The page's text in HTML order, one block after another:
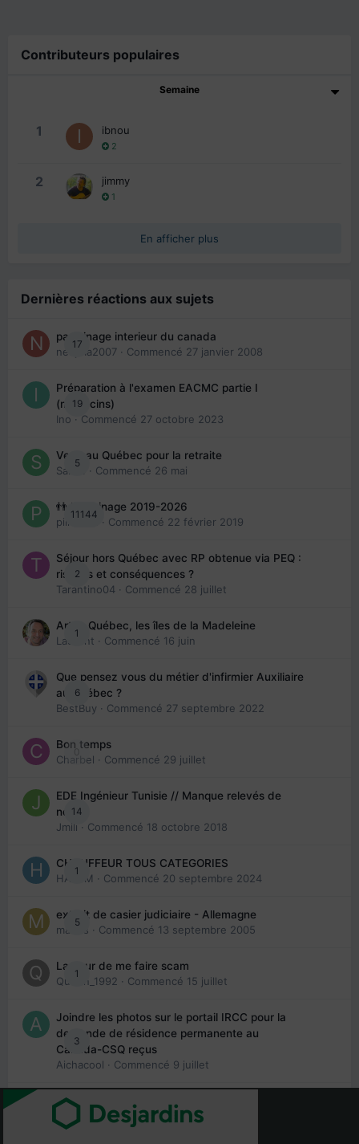
Contributeurs populaires
Semaine
1 ibnou
2
2 jimmy
1
En afficher plus
Dernières réactions aux sujets
17
parrainage interieur du canada
nedjma2007 · Commencé 27 janvier 2008
19
Préparation à l'examen EACMC partie I
(médecins)
Ino · Commencé 27 octobre 2023
5
Venir au Québec pour la retraite
Sab74
· Commencé 26 mai
11144
👬 Parrainage 2019-2026
piinoush · Commencé 22 février 2019
2
Séjour hors Québec avec RP obtenue via PEQ :
risques et conséquences ?
Tarantino04 · Commencé 28 juillet
1
Arte : Québec, les îles de la Madeleine
Laurent · Commencé 16 juin
6
Que pensez vous du métier d'infirmier Auxiliaire
au Québec ?
BestBuy · Commencé 27 septembre 2022
0
Bon temps
Charbel · Commencé 29 juillet
14
EDE Ingénieur Tunisie // Manque relevés de
note
Jmili · Commencé 18 octobre 2018
1
CHAUFFEUR TOUS CATEGORIES
HAZEM · Commencé 20 septembre 2024
5
extrait de casier judiciaire - Allemagne
maries · Commencé 13 septembre 2005
1
La peur de me faire scam
Queen_1992 · Commencé 15 juillet
3
Joindre les photos sur le portail IRCC pour la
demande de résidence permanente au
Canada-CSQ reçus
Aichacool · Commencé 9 juillet
4
Renouvelement du Visa visiteur
babibubsy· Commencé 21 juin